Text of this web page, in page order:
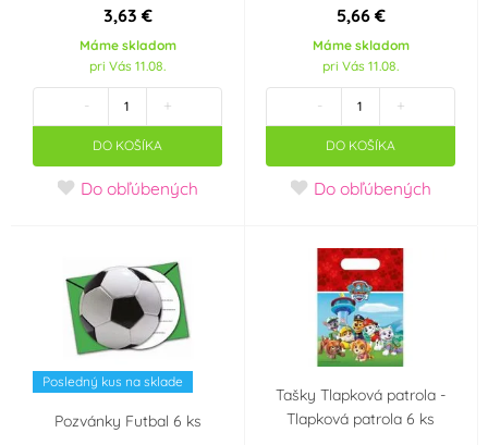
Papír (12) Plast (4)
Minecraft Prasátko Peppa
Hello Kitty
Frozen - Ledové
království
Máša a medvěd
Mickey a Minnie
Mouse
3,63 €
Máme skladom
pri Vás 11.08.
- +
DO KOŠÍKA
Do obľúbených
5,66 €
Máme skladom
pri Vás 11.08.
- +
DO KOŠÍKA
Do obľúbených
Posledný kus na sklade
Pozvánky Futbal 6 ks
Tašky Tlapková patrola -
Tlapková patrola 6 ks